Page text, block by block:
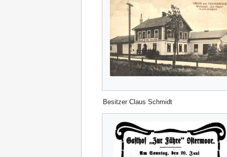
Besitzer Claus Schmidt